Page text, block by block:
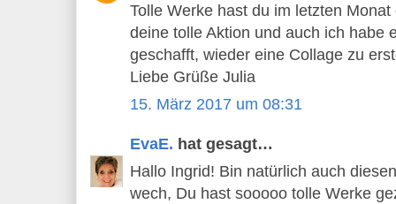
Tolle Werke hast du im letzten
deine tolle Aktion und auch ich habe
geschafft, wieder eine Collage zu
Liebe Grüße Julia
15. März 2017 um 08:31
EvaE. hat gesagt…
Hallo Ingrid! Bin natürlich auch
wech, Du hast sooooo tolle Werke